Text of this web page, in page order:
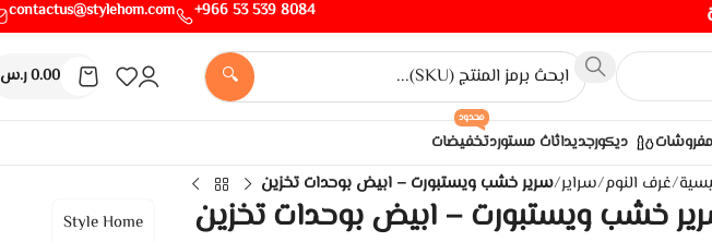
8084 539 53 966+
contactus@stylehom.com
🔍
0.00ر.س
مفروشات ديكورجديداثاث مستوردتخفيضات
محدود
/غرف النوم/سراير/سرير خشب ويستبورت – ابيض بوحدات تخزين
خشب ويستبورت – ابيض بوحدات تخزين
Style Home